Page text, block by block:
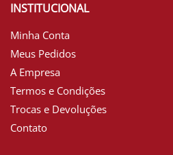
INSTITUCIONAL
Minha Conta
Meus Pedidos
A Empresa
Termos e Condições
Trocas e Devoluções
Contato